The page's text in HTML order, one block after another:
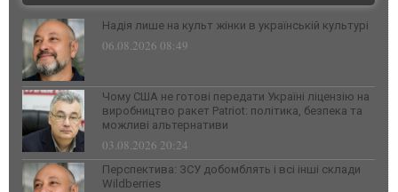
Надія лише на культ жінки в українській культурі
06.08.2026 08:49
Чому США не готові передати Україні ліцензію на
виробництво ракет Patriot: політика, безпека та
можливі альтернативи
03.08.2026 20:24
Перспектива: ЗСУ добомблять і всі інші склади
Wildberries